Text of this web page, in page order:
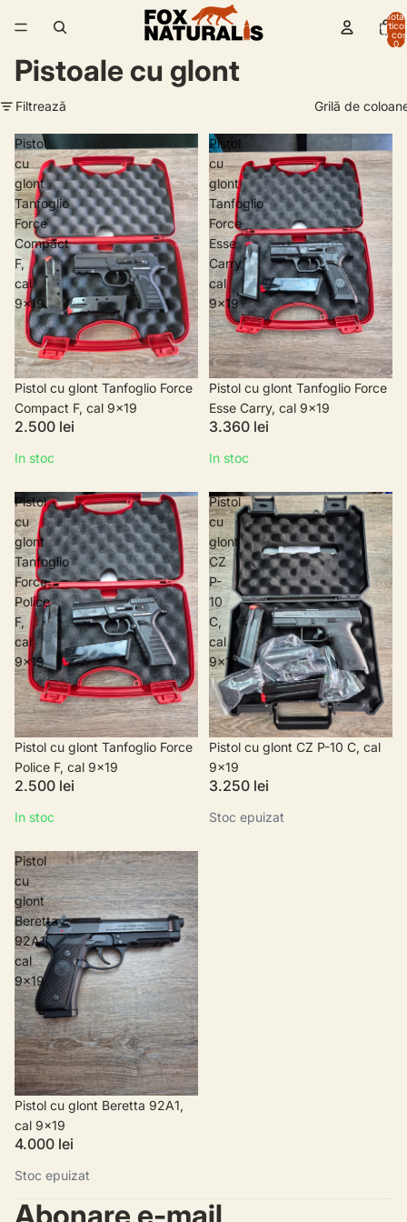
Total
în
0
Pistoale cu glont
Filtrează Grilă de
Pistol
cu
glont
Tanfoglio
Force
Compact
F,
cal
9x19
Pistol cu glont Tanfoglio Force
Compact F, cal 9x19
2.500 lei
In stoc
Pistol
cu
glont
Tanfoglio
Force
Esse
Carry,
cal
9x19
Pistol cu glont Tanfoglio Force
Esse Carry, cal 9x19
3.360 lei
In stoc
Pistol
cu
glont
Tanfoglio
Force
Police
F,
cal
9x19
Pistol cu glont Tanfoglio Force
Police F, cal 9x19
2.500 lei
In stoc
Pistol
cu
glont
CZ
P-
10
C,
cal
9x19
Stoc epuizat
Pistol cu glont CZ P-10 C, cal
9x19
3.250 lei
Stoc epuizat
Pistol
cu
glont
Beretta
92A1,
cal
9x19
Stoc epuizat
Pistol cu glont Beretta 92A1,
cal 9x19
4.000 lei
Stoc epuizat